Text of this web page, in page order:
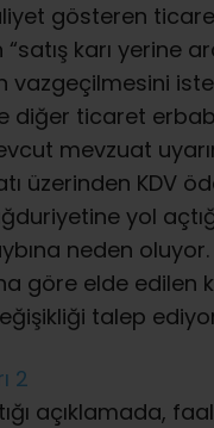
gösteren
“satış karı yerine
vazgeçilmesini
diğer ticaret
mevzuat
üzerinden KDV
yol
neden
göre elde edilen
talep
açıklamada,